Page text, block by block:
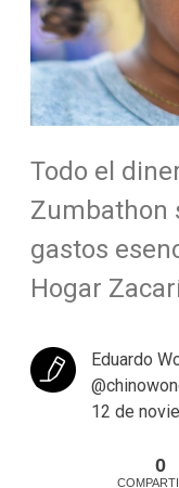
Todo el
Zumbathon
gastos
Hogar
Eduardo
12 de
0